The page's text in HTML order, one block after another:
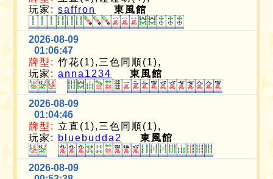
玩家:saffron 東風館
2026-08-09
01:06:47
牌型: 竹花(1),三色同順(1),
玩家:anna1234 東風館
2026-08-09
01:04:46
牌型: 立直(1),三色同順(1),
玩家:
bluebudda2 東風館
2026-08-09